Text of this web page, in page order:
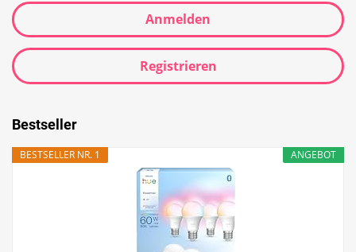
Anmelden
Registrieren
Bestseller
ANGEBOT
BESTSELLER NR. 1